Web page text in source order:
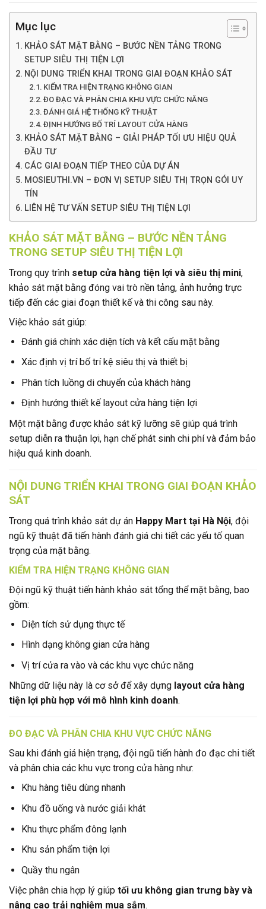
Mục lục
KHẢO SÁT MẶT BẰNG – BƯỚC NỀN TẢNG TRONG
SETUP SIÊU THỊ TIỆN LỢI
NỘI DUNG TRIỂN KHAI TRONG GIAI ĐOẠN KHẢO SÁT
KIỂM TRA HIỆN TRẠNG KHÔNG GIAN
ĐO ĐẠC VÀ PHÂN CHIA KHU VỰC CHỨC NĂNG
ĐÁNH GIÁ HỆ THỐNG KỸ THUẬT
ĐỊNH HƯỚNG BỐ TRÍ LAYOUT CỬA HÀNG
KHẢO SÁT MẶT BẰNG – GIẢI PHÁP TỐI ƯU HIỆU QUẢ
ĐẦU TƯ
CÁC GIAI ĐOẠN TIẾP THEO CỦA DỰ ÁN
MOSIEUTHI.VN – ĐƠN VỊ SETUP SIÊU THỊ TRỌN GÓI UY
TÍN
LIÊN HỆ TƯ VẤN SETUP SIÊU THỊ TIỆN LỢI
KHẢO SÁT MẶT BẰNG – BƯỚC NỀN TẢNG
TRONG SETUP SIÊU THỊ TIỆN LỢI
Trong quy trình setup cửa hàng tiện lợi và siêu thị mini,
khảo sát mặt bằng đóng vai trò nền tảng, ảnh hưởng trực
tiếp đến các giai đoạn thiết kế và thi công sau này.
Việc khảo sát giúp:
Đánh giá chính xác diện tích và kết cấu mặt bằng
Xác định vị trí bố trí kệ siêu thị và thiết bị
Phân tích luồng di chuyển của khách hàng
Định hướng thiết kế layout cửa hàng tiện lợi
Một mặt bằng được khảo sát kỹ lưỡng sẽ giúp quá trình
setup diễn ra thuận lợi, hạn chế phát sinh chi phí và đảm bảo
hiệu quả kinh doanh.
NỘI DUNG TRIỂN KHAI TRONG GIAI ĐOẠN KHẢO
SÁT
Trong quá trình khảo sát dự án Happy Mart tại Hà Nội, đội
ngũ kỹ thuật đã tiến hành đánh giá chi tiết các yếu tố quan
trọng của mặt bằng.
KIỂM TRA HIỆN TRẠNG KHÔNG GIAN
Đội ngũ kỹ thuật tiến hành khảo sát tổng thể mặt bằng, bao
gồm:
Diện tích sử dụng thực tế
Hình dạng không gian cửa hàng
Vị trí cửa ra vào và các khu vực chức năng
Những dữ liệu này là cơ sở để xây dựng layout cửa hàng
tiện lợi phù hợp với mô hình kinh doanh.
ĐO ĐẠC VÀ PHÂN CHIA KHU VỰC CHỨC NĂNG
Sau khi đánh giá hiện trạng, đội ngũ tiến hành đo đạc chi tiết
và phân chia các khu vực trong cửa hàng như:
Khu hàng tiêu dùng nhanh
Khu đồ uống và nước giải khát
Khu thực phẩm đông lạnh
Khu sản phẩm tiện lợi
Quầy thu ngân
Việc phân chia hợp lý giúp tối ưu không gian trưng bày và
nâng cao trải nghiệm mua sắm.